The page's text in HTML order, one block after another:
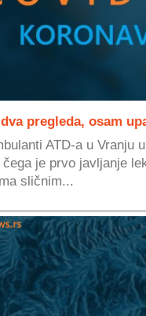
pregleda, osam
ATD-a u Vranju
čega je prvo javljanje
sličnim...